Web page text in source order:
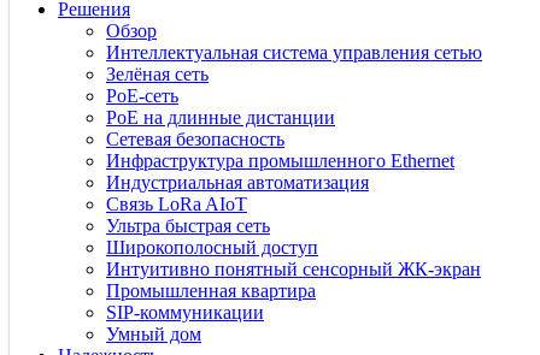
Решения
Обзор
Интеллектуальная система управления сетью
Зелёная сеть
PoE-сеть
PoE на длинные дистанции
Сетевая безопасность
Инфраструктура промышленного Ethernet
Индустриальная автоматизация
Связь LoRa AIoT
Ультра быстрая сеть
Широкополосный доступ
Интуитивно понятный сенсорный ЖК-экран
Промышленная квартира
SIP-коммуникации
Умный дом